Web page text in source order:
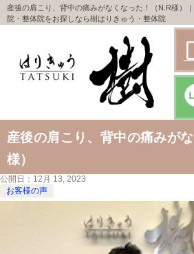
産後の肩こり、背中の痛みがなくなった！（N.R様）
院・整体院をお探しなら樹はりきゅう・整体院
産後の肩こり、背中の痛みが
様）
公開日： 12月 13, 2023
お客様の声